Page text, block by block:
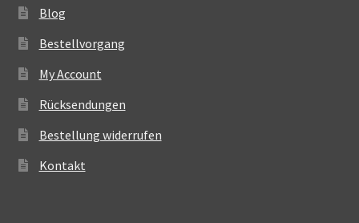
Blog
Bestellvorgang
My Account
Rücksendungen
Bestellung widerrufen
Kontakt